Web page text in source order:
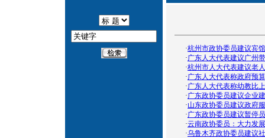
·杭州市政协委员建议宾
·广东人大代表建议广州
·杭州市人大代表建议老
·广东人大代表称政府预
·广东人大代表称幼教比
·广东政协委员建议企业
·山东政协委员建议政府
·广东政协委员建议暂停
·云南政协委员：大力发
·乌鲁木齐政协委员建议